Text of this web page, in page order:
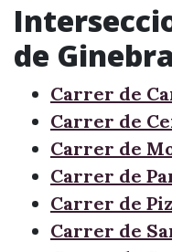
de Ginebra
Carrer de
Carrer de
Carrer de
Carrer de
Carrer de
Carrer de